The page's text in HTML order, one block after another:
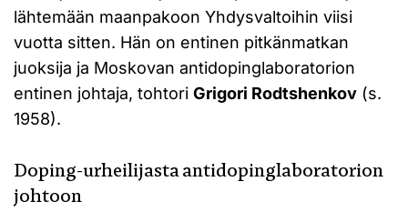
lähtemään maanpakoon Yhdysvaltoihin viisi
vuotta sitten. Hän on entinen pitkänmatkan
juoksija ja Moskovan antidopinglaboratorion
entinen johtaja, tohtori Grigori Rodtshenkov (s.
1958).
Doping-urheilijasta antidopinglaboratorion
johtoon